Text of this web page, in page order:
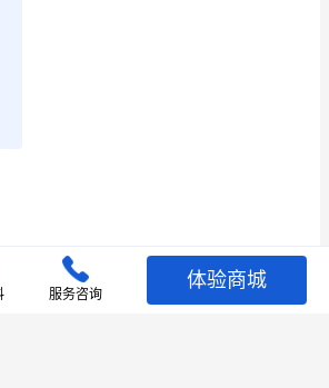
服务咨询
体验商城